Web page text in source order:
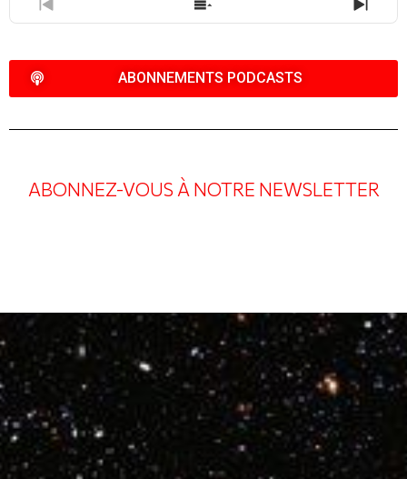
PREVIOUS
EPISODE
SHOW
EPISODES
NEXT
ABONNEMENTS PODCASTS
ABONNEZ-VOUS À NOTRE NEWSLETTER